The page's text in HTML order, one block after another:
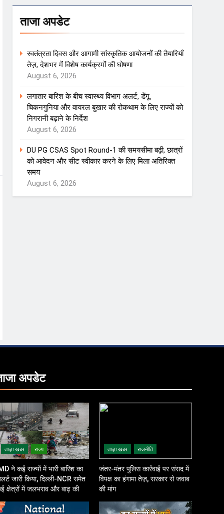
ताजा अपडेट
स्वतंत्रता दिवस और आगामी सांस्कृतिक आयोजनों की तैयारियाँ
तेज़, देशभर में विशेष कार्यक्रमों की घोषणा
August 6, 2026
लगातार बारिश के बीच स्वास्थ्य विभाग अलर्ट, डेंगू,
चिकनगुनिया और वायरल बुखार की रोकथाम के लिए राज्यों को
निगरानी बढ़ाने के निर्देश
August 6, 2026
DU PG CSAS Spot Round-1 की समयसीमा बढ़ी, छात्रों
को आवेदन और सीट स्वीकार करने के लिए मिला अतिरिक्त
समय
August 6, 2026
अपडेट
ताज़ा ख़बर राज्य
ने कई राज्यों में भारी बारिश का
जारी किया, दिल्ली-NCR समेत
क्षेत्रों में जलभराव और बाढ़ की
ताज़ा ख़बर राजनीति
जंतर-मंतर पुलिस कार्रवाई पर संसद में
विपक्ष का हंगामा तेज़, सरकार से जवाब
की मांग